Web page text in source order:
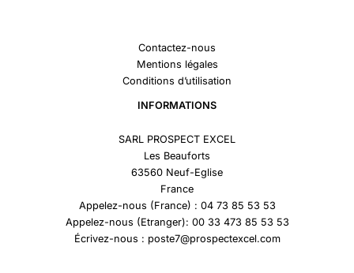
Contactez-nous
Mentions légales
Conditions d’utilisation
INFORMATIONS
SARL PROSPECT EXCEL
Les Beauforts
63560 Neuf-Eglise
France
Appelez-nous (France) : 04 73 85 53 53
Appelez-nous (Etranger): 00 33 473 85 53 53
Écrivez-nous : poste7@prospectexcel.com